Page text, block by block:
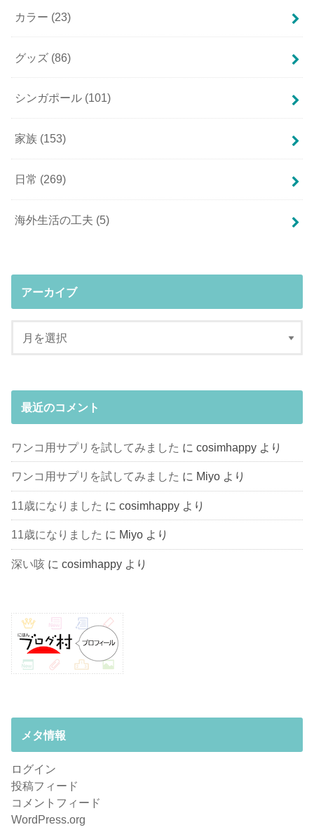
カラー (23)
グッズ (86)
シンガポール (101)
家族 (153)
日常 (269)
海外生活の工夫 (5)
アーカイブ
最近のコメント
ワンコ用サプリを試してみました にcosimhappy より
ワンコ用サプリを試してみました に Miyo より
11歳になりました にcosimhappy より
11歳になりました に Miyo より
深い咳 にcosimhappy より
メタ情報
ログイン
投稿フィード
コメントフィード
WordPress.org